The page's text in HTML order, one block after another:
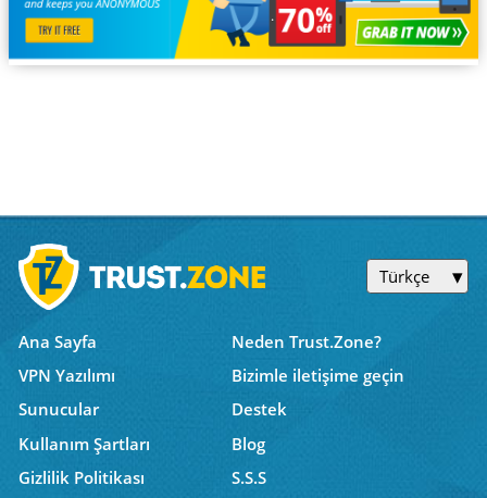
Türkçe
Ana Sayfa
Neden Trust.Zone?
VPN Yazılımı
Bizimle iletişime geçin
Sunucular
Destek
Kullanım Şartları
Blog
Gizlilik Politikası
S.S.S